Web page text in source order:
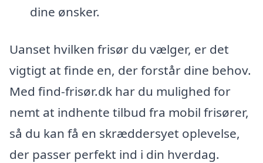
dine ønsker.
Uanset hvilken frisør du vælger, er det
vigtigt at finde en, der forstår dine behov.
Med find-frisør.dk har du mulighed for
nemt at indhente tilbud fra mobil frisører,
så du kan få en skræddersyet oplevelse,
der passer perfekt ind i din hverdag.